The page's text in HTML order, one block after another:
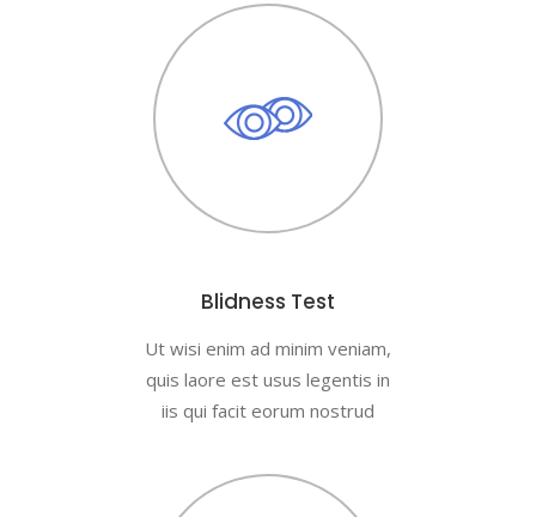
Blidness Test
Ut wisi enim ad minim veniam,
quis laore est usus legentis in
iis qui facit eorum nostrud